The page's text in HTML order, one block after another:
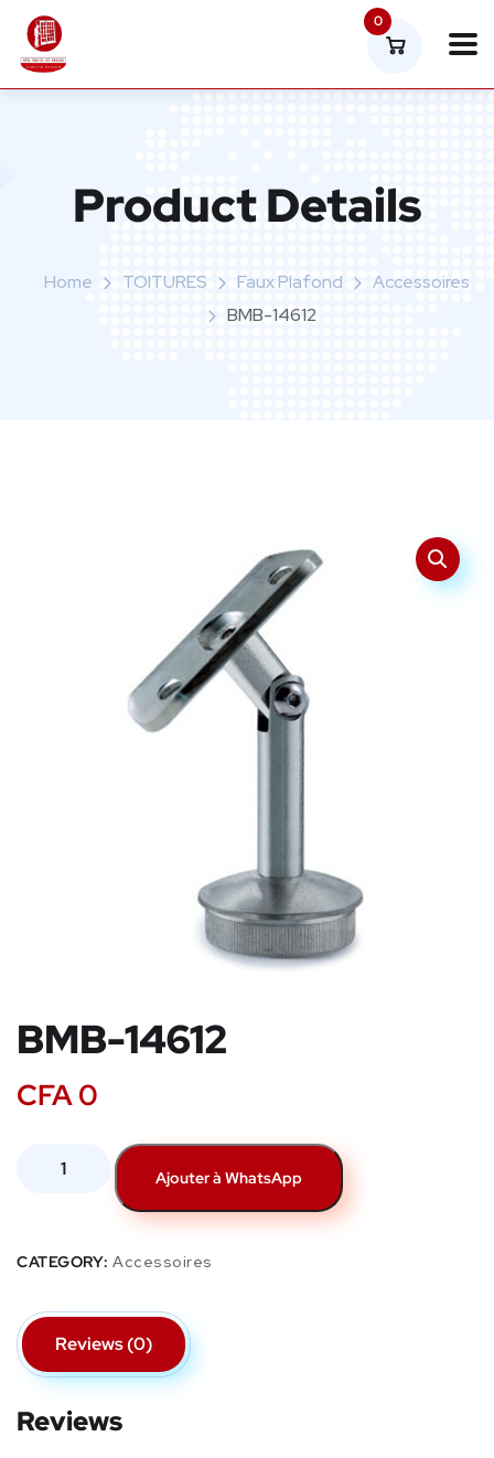
0
Product Details
Home TOITURES Faux Plafond
Accessoires
BMB-14612
BMB-14612
CFA0
Ajouter à WhatsApp
CATEGORY: Accessoires
Reviews (0)
Reviews